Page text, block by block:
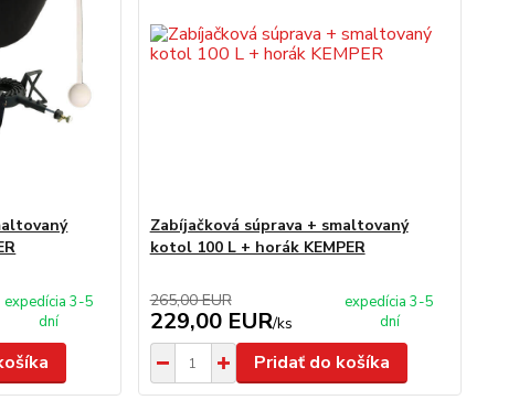
expedícia 3-5
dní
Zabíjačková súprava + smaltovaný
kotol 100 L + horák KEMPER
265,00 EUR
229,00 EUR/ks
expedícia 3-5
dní
Pridať do košíka